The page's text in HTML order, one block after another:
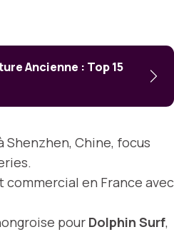
Ancienne : Top 15
Shenzhen, Chine, focus
commercial en France avec
pour Dolphin Surf,